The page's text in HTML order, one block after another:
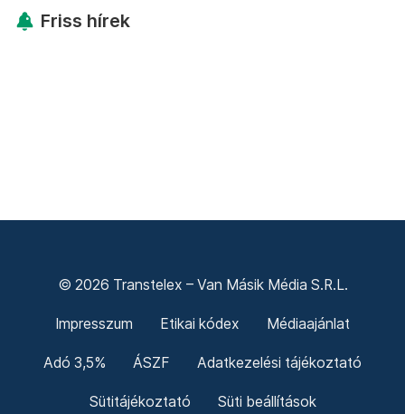
Friss hírek
© 2026 Transtelex – Van Másik Média S.R.L.
Impresszum Etikai kódex Médiaajánlat
Adó 3,5% ÁSZF Adatkezelési tájékoztató
Sütitájékoztató Süti beállítások